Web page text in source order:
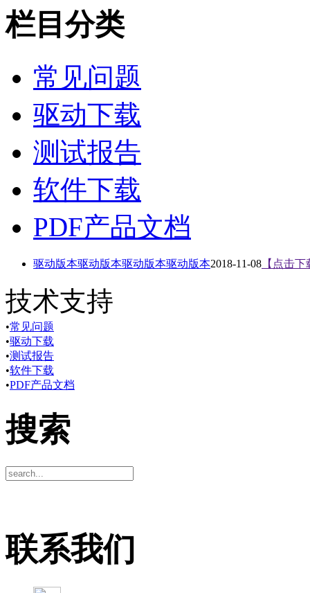
栏目分类
常见问题
驱动下载
测试报告
软件下载
PDF产品文档
驱动版本驱动版本驱动版本驱动版本2018-11-08 【点击下
技术支持
•常见问题
•驱动下载
•测试报告
•软件下载
•PDF产品文档
搜索
联系我们